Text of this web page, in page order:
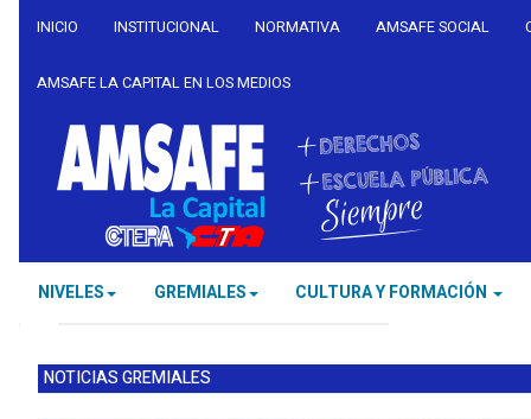
INICIO INSTITUCIONAL NORMATIVA AMSAFE SOCIAL
AMSAFE LA CAPITAL EN LOS MEDIOS
NIVELES GREMIALES CULTURA Y FORMACIÓN
NOTICIAS GREMIALES